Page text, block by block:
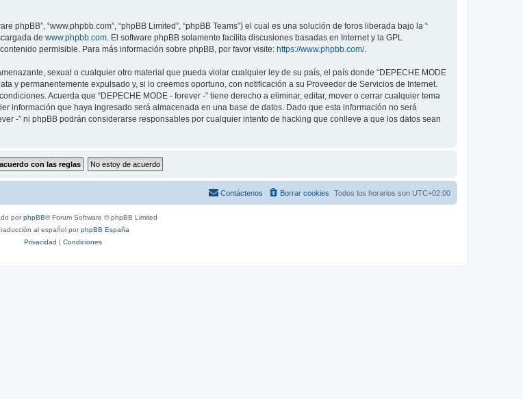
phpBB”, “www.phpbb.com”, “phpBB Limited”, “phpBB Teams”) el cual es una solución de foros liberada bajo la “
de www.phpbb.com. El software phpBB solamente facilita discusiones basadas en Internet y la GPL
permisible. Para más información sobre phpBB, por favor visite: https://www.phpbb.com/.
sexual o cualquier otro material que pueda violar cualquier ley de su país, el país donde “DEPECHE MODE
y permanentemente expulsado y, si lo creemos oportuno, con notificación a su Proveedor de Servicios de Internet.
Acuerda que “DEPECHE MODE - forever -” tiene derecho a eliminar, editar, mover o cerrar cualquier tema
información que haya ingresado será almacenada en una base de datos. Dado que esta información no será
-” ni phpBB podrán considerarse responsables por cualquier intento de hacking que conlleve a que los datos sean
Todos los horarios son UTC+02:00
Borrar cookies
Contáctenos
porphpBB® Forum Software © phpBB Limited
al español porphpBB España
Privacidad | Condiciones